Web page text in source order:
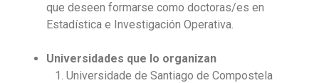
que deseen formarse como doctoras/es en
Estadística e Investigación Operativa.
Universidades que lo organizan
1. Universidade de Santiago de Compostela